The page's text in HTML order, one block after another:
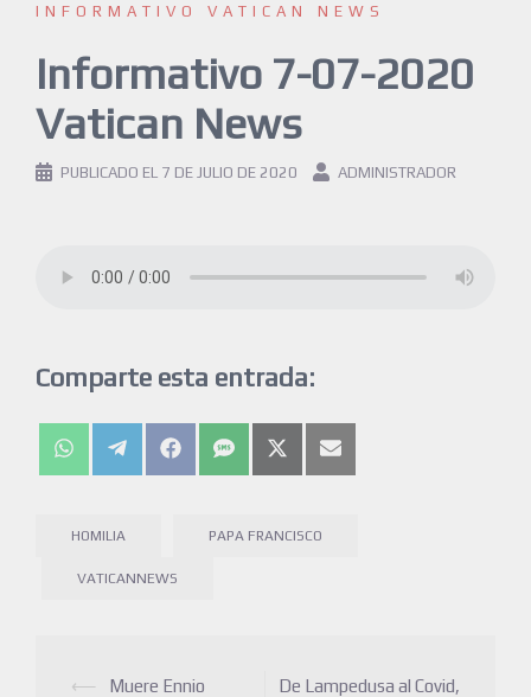
INFORMATIVO VATICAN NEWS
Informativo 7-07-2020
Vatican News
PUBLICADO EL 7 DE JULIO DE 2020 ADMINISTRADOR
Comparte esta entrada:
HOMILIA PAPA FRANCISCO
VATICANNEWS
⟵
Muere Ennio
De Lampedusa al Covid,